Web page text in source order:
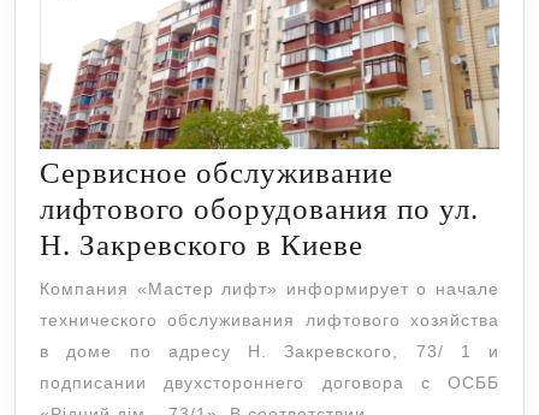
Сервисное обслуживание
лифтового оборудования по ул.
Н. Закревского в Киеве
лифтового
по
Компания «Мастер лифт» информирует о начале
технического обслуживания лифтового хозяйства
в доме по адресу Н. Закревского, 73/ 1 и
подписании двухстороннего договора с ОСББ